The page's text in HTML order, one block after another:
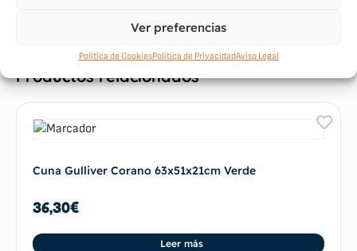
Ver preferencias
Política de CookiesPolítica de PrivacidadAviso Legal
Productos relacionados
Cuna Gulliver Corano 63x51x21cm Verde
36,30€
Leer más